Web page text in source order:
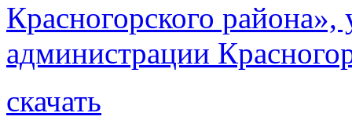
Красногорского
администрации
скачать